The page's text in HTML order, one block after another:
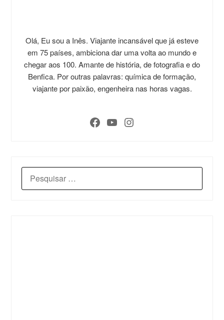
Olá, Eu sou a Inês. Viajante incansável que já esteve
em 75 países, ambiciona dar uma volta ao mundo e
chegar aos 100. Amante de história, de fotografia e do
Benfica. Por outras palavras: química de formação,
viajante por paixão, engenheira nas horas vagas.